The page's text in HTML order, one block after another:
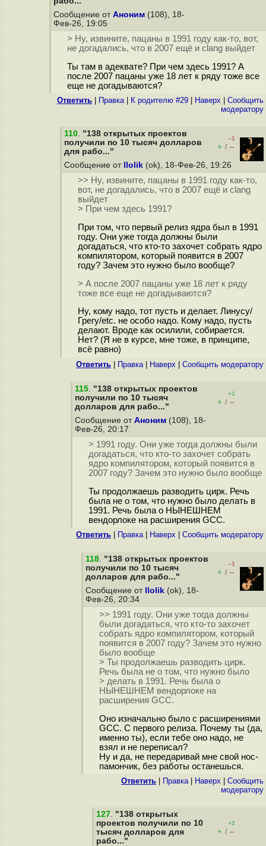
Сообщение от Аноним (108), 18-
Фев-26, 19:05
> Ну, извините, пацаны в 1991 году как-то, вот,
не догадались, что в 2007 ещё и clang выйдет
Ты там в адеквате? При чем здесь 1991? А
после 2007 пацаны уже 18 лет к ряду тоже все
еще не догадываются?
Ответить Правка| К родителю #29 Наверх
Cообщить
модератору
110. "138 открытых проектов
получили по 10 тысяч долларов
для рабо..."
–1
+ / –
Сообщение от llolik (ok), 18-Фев-26, 19:26
>> Ну, извините, пацаны в 1991 году как-то,
вот, не догадались, что в 2007 ещё и clang
выйдет
> При чем здесь 1991?
При том, что первый релиз ядра был в 1991
году. Они уже тогда должны были
догадаться, что кто-то захочет собрать ядро
компилятором, который появится в 2007
году? Зачем это нужно было вообще?
> А после 2007 пацаны уже 18 лет к ряду
тоже все еще не догадываются?
Ну, кому надо, тот пусть и делает. Линусу/
Грегу/etc. не особо надо. Кому надо, пусть
делают. Вроде как осилили, собирается.
Нет? (Я не в курсе, мне тоже, в принципе,
всё равно)
Ответить Правка| Наверх Cообщить модератору
115. "138 открытых проектов
получили по 10 тысяч
долларов для рабо..."
+1
+ / –
Сообщение от Аноним (108), 18-
Фев-26, 20:17
> 1991 году. Они уже тогда должны были
догадаться, что кто-то захочет собрать
ядро компилятором, который появится в
2007 году? Зачем это нужно было вообще
Ты продолжаешь разводить цирк. Речь
была не о том, что нужно было делать в
1991. Речь была о НЫНЕШНЕМ
вендорлоке на расширения GCC.
Ответить Правка| Наверх Cообщить модератору
118. "138 открытых проектов
получили по 10 тысяч
долларов для рабо..."
–1
+ / –
Сообщение от llolik (ok), 18-
Фев-26, 20:34
>> 1991 году. Они уже тогда должны
были догадаться, что кто-то захочет
собрать ядро компилятором, который
появится в 2007 году? Зачем это нужно
было вообще
> Ты продолжаешь разводить цирк.
Речь была не о том, что нужно было
> делать в 1991. Речь была о
НЫНЕШНЕМ вендорлоке на
расширения GCC.
Оно изначально было с расширениями
GCC. С первого релиза. Почему ты (да,
именно ты), если тебе оно надо, не
взял и не переписал?
Ну и да, не передаривай мне свой нос-
памончик, без работы останешься.
Ответить Правка| Наверх
Cообщить
модератору
127. "138 открытых
проектов получили по 10
тысяч долларов для
рабо..."
+2
+ / –